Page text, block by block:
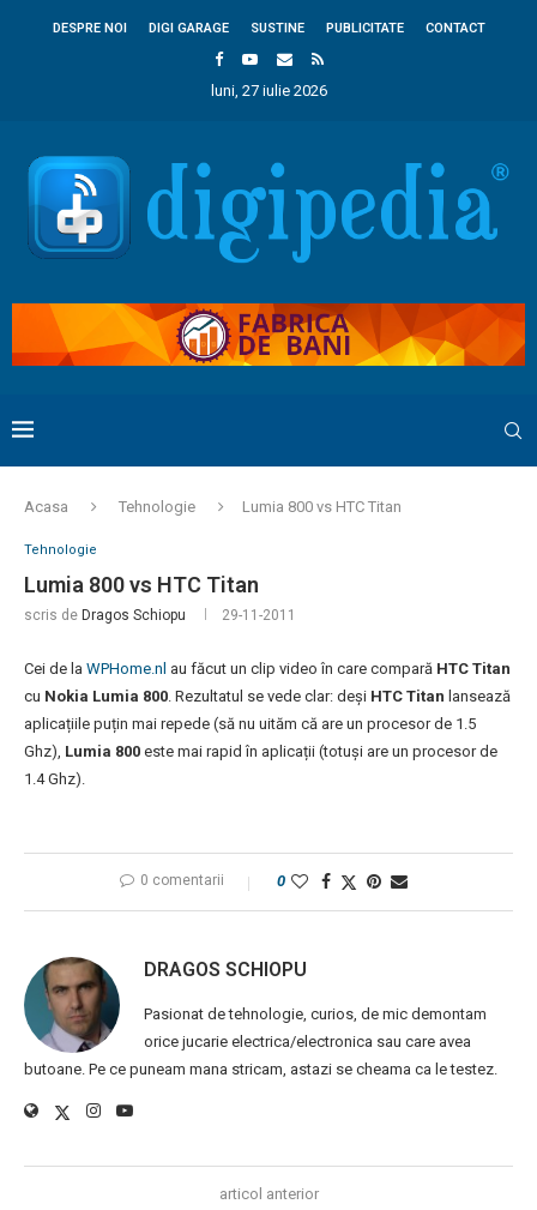
DESPRE NOI DIGI GARAGE SUSTINE PUBLICITATE CONTACT
luni, 27 iulie 2026
Acasa Tehnologie Lumia 800 vs HTC Titan
Tehnologie
Lumia 800 vs HTC Titan
scris de Dragos Schiopu 29-11-2011
Cei de la WPHome.nl au făcut un clip video în care compară HTC Titan
cu Nokia Lumia 800. Rezultatul se vede clar: deși HTC Titan lansează
aplicațiile puțin mai repede (să nu uităm că are un procesor de 1.5
Ghz), Lumia 800 este mai rapid în aplicații (totuși are un procesor de
1.4 Ghz).
0 comentarii 0
DRAGOS SCHIOPU
Pasionat de tehnologie, curios, de mic demontam
orice jucarie electrica/electronica sau care avea
butoane. Pe ce puneam mana stricam, astazi se cheama ca le testez.
articol anterior